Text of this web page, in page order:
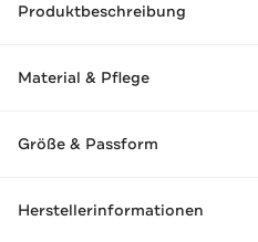
Produktbeschreibung
Material & Pflege
Größe & Passform
Herstellerinformationen